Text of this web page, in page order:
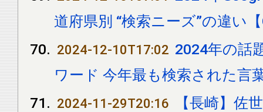
道府県別 “検索ニーズ”の違い
2024-12-10T17:02 2024年の話
ワード 今年最も検索された言
2024-11-29T20:16
【長崎】佐